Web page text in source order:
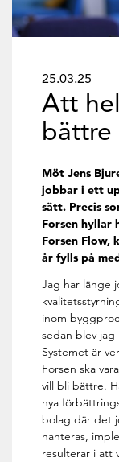
25.03.25
Att
bättre
Möt Jens
jobbar i ett
sätt. Precis
Forsen hyllar
Forsen Flow,
år fylls på
Jag har länge
inom
sedan blev jag
Systemet är
Forsen ska
vill bli bättre.
nya
bolag där det
hanteras,
resulterar i att